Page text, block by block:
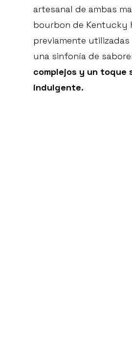
artesanal de ambas
bourbon de Kentucky
previamente
una sinfonía de
complejos y un toque
indulgente.